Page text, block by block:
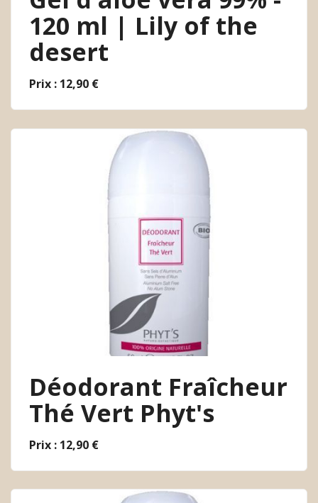
120 ml | Lily of the
desert
Prix : 12,90 €
Déodorant Fraîcheur
Thé Vert Phyt's
Prix : 12,90 €